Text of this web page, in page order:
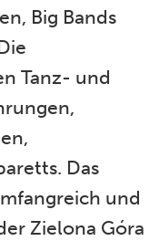
Big Bands
Tanz- und
Das
und
Zielona Góra